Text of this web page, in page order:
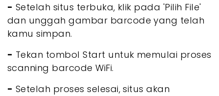
- Setelah situs terbuka, klik pada 'Pilih File'
dan unggah gambar barcode yang telah
kamu simpan.
- Tekan tombol Start untuk memulai proses
scanning barcode WiFi.
- Setelah proses selesai, situs akan